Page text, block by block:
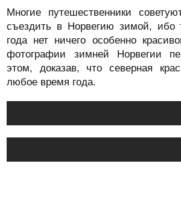
Многие путешественники
съездить в Норвегию зимой, ибо
года нет ничего особенно
фотографии зимней Норвегии
этом, доказав, что северная
любое время года.